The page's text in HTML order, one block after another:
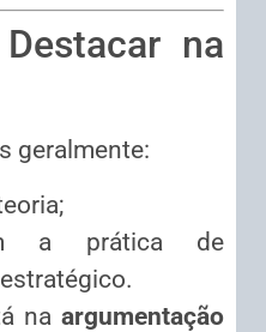
na
geralmente:
a prática de
na argumentação